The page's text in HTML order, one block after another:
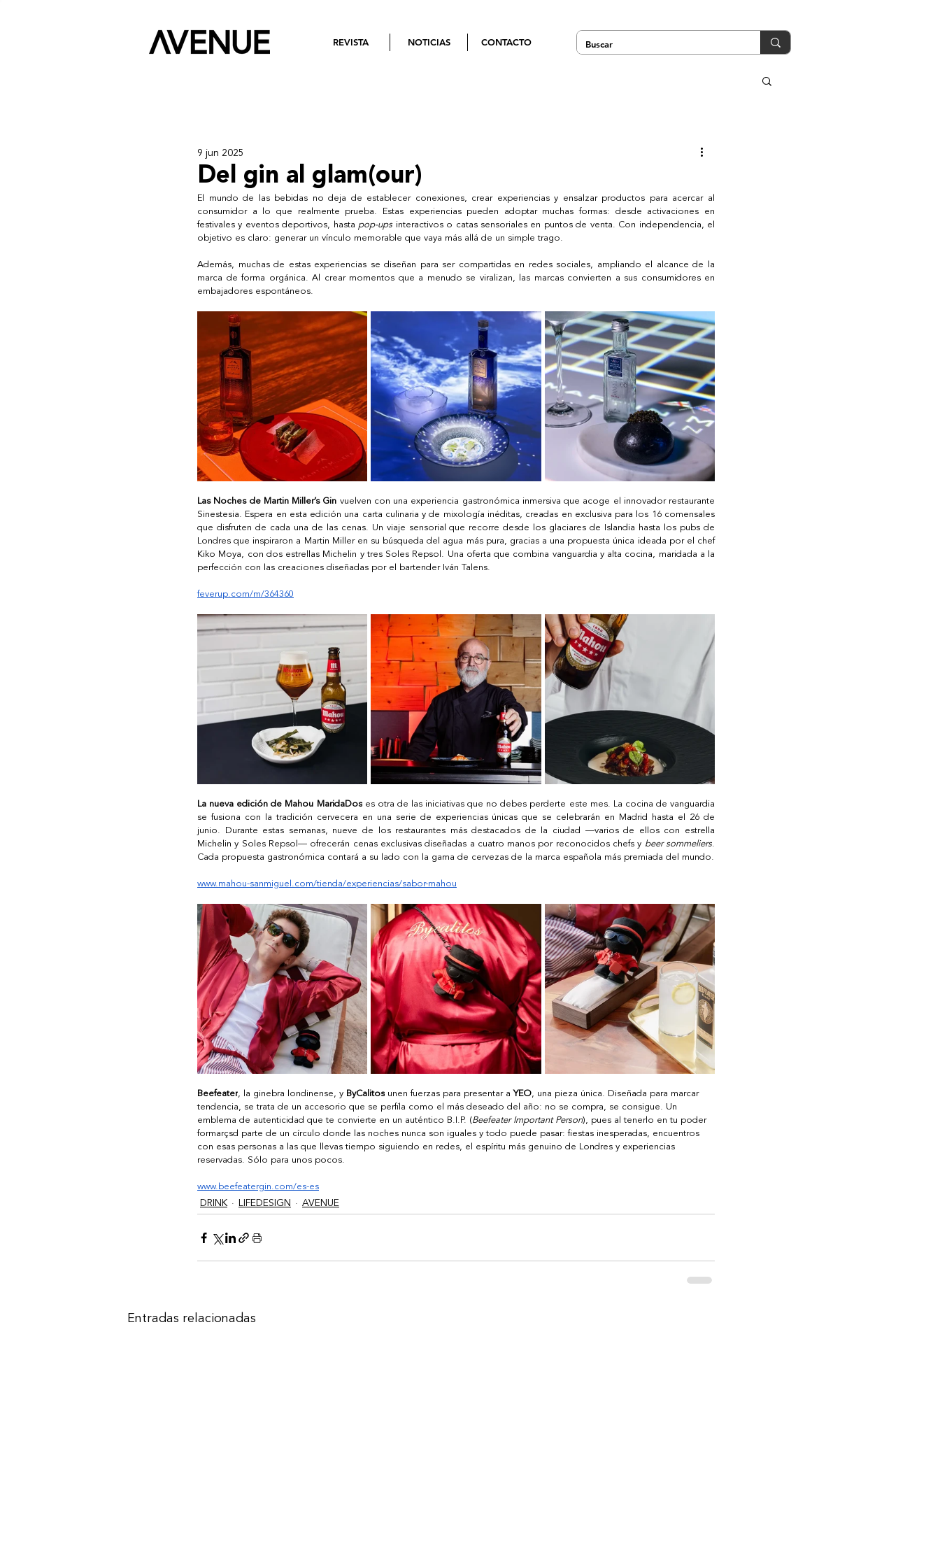
REVISTA NOTICIAS CONTACTO
Del gin al glam(our)
9 jun 2025
El mundo de las bebidas no deja de establecer conexiones, crear experiencias y ensalzar productos para acercar al
consumidor a lo que realmente prueba. Estas experiencias pueden adoptar muchas formas: desde activaciones en
festivales y eventos deportivos, hasta pop-ups interactivos o catas sensoriales en puntos de venta. Con independencia, el
objetivo es claro: generar un vínculo memorable que vaya más allá de un simple trago.
Además, muchas de estas experiencias se diseñan para ser compartidas en redes sociales, ampliando el alcance de la
marca de forma orgánica. Al crear momentos que a menudo se viralizan, las marcas convierten a sus consumidores en
embajadores espontáneos.
Las Noches de Martin Miller’s Gin vuelven con una experiencia gastronómica inmersiva que acoge el innovador restaurante
Sinestesia. Espera en esta edición una carta culinaria y de mixología inéditas, creadas en exclusiva para los 16 comensales
que disfruten de cada una de las cenas. Un viaje sensorial que recorre desde los glaciares de Islandia hasta los pubs de
Londres que inspiraron a Martin Miller en su búsqueda del agua más pura, gracias a una propuesta única ideada por el chef
Kiko Moya, con dos estrellas Michelin y tres Soles Repsol. Una oferta que combina vanguardia y alta cocina, maridada a la
perfección con las creaciones diseñadas por el bartender Iván Talens.
feverup.com/m/364360
La nueva edición de Mahou MaridaDos es otra de las iniciativas que no debes perderte este mes. La cocina de vanguardia
se fusiona con la tradición cervecera en una serie de experiencias únicas que se celebrarán en Madrid hasta el 26 de
junio. Durante estas semanas, nueve de los restaurantes más destacados de la ciudad —varios de ellos con estrella
Michelin y Soles Repsol— ofrecerán cenas exclusivas diseñadas a cuatro manos por reconocidos chefs y beer sommeliers.
Cada propuesta gastronómica contará a su lado con la gama de cervezas de la marca española más premiada del mundo.
www.mahou-sanmiguel.com/tienda/experiencias/sabor-mahou
Beefeater, la ginebra londinense, y ByCalitos unen fuerzas para presentar a YEO, una pieza única. Diseñada para marcar
tendencia, se trata de un accesorio que se perfila como el más deseado del año: no se compra, se consigue. Un
emblema de autenticidad que te convierte en un auténtico B.I.P. (Beefeater Important Person), pues al tenerlo en tu poder
formarçsd parte de un círculo donde las noches nunca son iguales y todo puede pasar: fiestas inesperadas, encuentros
con esas personas a las que llevas tiempo siguiendo en redes, el espíritu más genuino de Londres y experiencias
reservadas. Sólo para unos pocos.
www.beefeatergin.com/es-es
DRINK LIFEDESIGN AVENUE
Entradas relacionadas